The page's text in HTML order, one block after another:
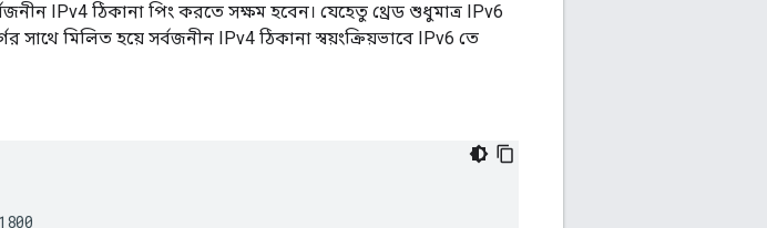
IPv4 ঠিকানা পিং করতে সক্ষম হবেন। যেহেতু থ্রেড শুধুমাত্র IPv6
সাথে মিলিত হয়ে সর্বজনীন IPv4 ঠিকানা স্বয়ংক্রিয়ভাবে IPv6 তে